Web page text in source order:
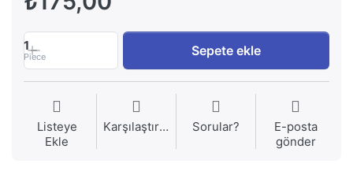
1
Piece Sepete ekle
Listeye
Ekle
Karşılaştırma Sorular?
E-posta
gönder